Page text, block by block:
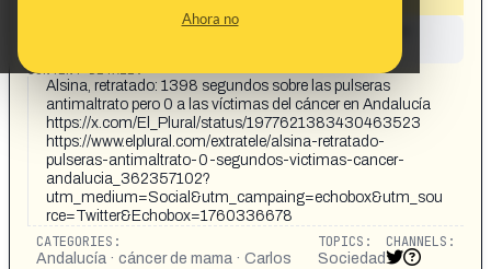
Ahora no
This content has not yet been investigated by the
CONTENT DETAIL:
Alsina, retratado: 1398 segundos sobre las pulseras
antimaltrato pero 0 a las víctimas del cáncer en Andalucía
https://x.com/El_Plural/status/1977621383430463523
https://www.elplural.com/extratele/alsina-retratado-
pulseras-antimaltrato-0-segundos-victimas-cancer-
andalucia_362357102?
utm_medium=Social&utm_campaing=echobox&utm_sou
rce=Twitter&Echobox=1760336678
CATEGORIES:
Andalucía · cáncer de mama · Carlos
TOPICS:
Sociedad
CHANNELS: